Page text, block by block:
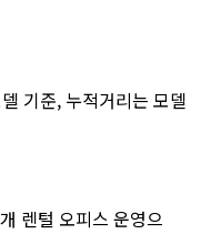
기준, 누적거리는 모델
렌털 오피스 운영으